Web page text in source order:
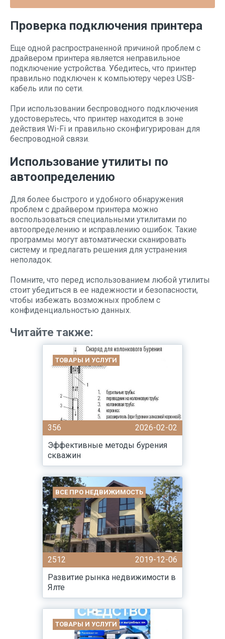
Проверка подключения принтера
Еще одной распространенной причиной проблем с
драйвером принтера является неправильное
подключение устройства. Убедитесь, что принтер
правильно подключен к компьютеру через USB-
кабель или по сети.
При использовании беспроводного подключения
удостоверьтесь, что принтер находится в зоне
действия Wi-Fi и правильно сконфигурирован для
беспроводной связи.
Использование утилиты по
автоопределению
Для более быстрого и удобного обнаружения
проблем с драйвером принтера можно
воспользоваться специальными утилитами по
автоопределению и исправлению ошибок. Такие
программы могут автоматически сканировать
систему и предлагать решения для устранения
неполадок.
Помните, что перед использованием любой утилиты
стоит убедиться в ее надежности и безопасности,
чтобы избежать возможных проблем с
конфиденциальностью данных.
Читайте также:
ТОВАРЫ И УСЛУГИ
356
2026-02-02
Эффективные методы бурения
скважин
ВСЕ ПРО НЕДВИЖИМОСТЬ
2512
2019-12-06
Развитие рынка недвижимости в
Ялте
ТОВАРЫ И УСЛУГИ